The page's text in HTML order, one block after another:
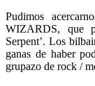
Pudimos
WIZARDS, que
Serpent’. Los
ganas de haber
grupazo de rock /